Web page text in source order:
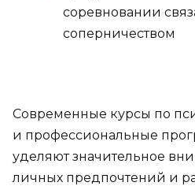
соревновании
соперничеством
Современные курсы по
и профессиональные
уделяют значительное
личных предпочтений и